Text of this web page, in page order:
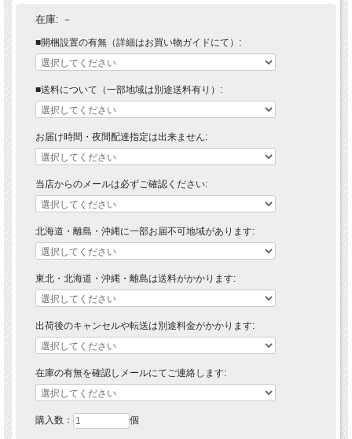
在庫: －
■開梱設置の有無（詳細はお買い物ガイドにて）:
■送料について（一部地域は別途送料有り）:
お届け時間・夜間配達指定は出来ません:
当店からのメールは必ずご確認ください:
北海道・離島・沖縄に一部お届不可地域があります:
東北・北海道・沖縄・離島は送料がかかります:
出荷後のキャンセルや転送は別途料金がかかります:
在庫の有無を確認しメールにてご連絡します:
購入数： 個